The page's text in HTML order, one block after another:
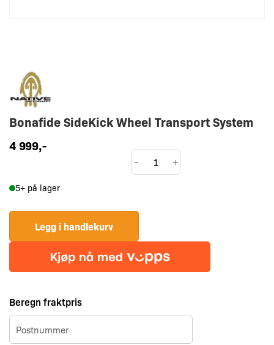
Bonafide SideKick Wheel Transport System
4 999,-
Bonafide
SideKick
antall
- +
5+ på lager
Legg i handlekurv
Beregn fraktpris